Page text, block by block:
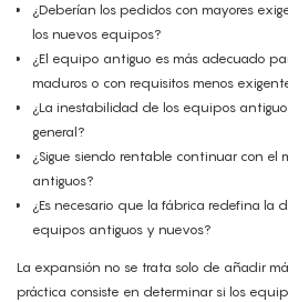
¿Deberían los pedidos con mayores
los nuevos equipos?
¿El equipo antiguo es más adecuado
maduros o con requisitos menos
¿La inestabilidad de los equipos
general?
¿Sigue siendo rentable continuar con
antiguos?
¿Es necesario que la fábrica redefina la
equipos antiguos y nuevos?
La expansión no se trata solo de añadir
práctica consiste en determinar si los